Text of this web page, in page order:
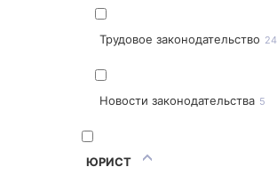
Трудовое законодательство 24
Новости законодательства 5
ЮРИСТ